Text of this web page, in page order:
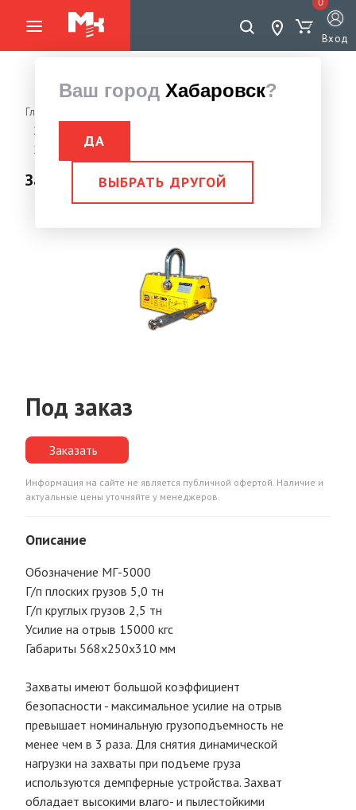
Ваш город Хабаровск?
ДА
ВЫБРАТЬ ДРУГОЙ
Вход
Главная страница
Захваты, Струбцины монтажные
Захват магнитный 5,0 тн МГ-5000
Захват магнитный 5,0 тн МГ-5000
Под заказ
Заказать
Информация на сайте не является публичной офертой. Наличие и
актуальные цены уточняйте у менеджеров.
Описание
Обозначение МГ-5000
Г/п плоских грузов 5,0 тн
Г/п круглых грузов 2,5 тн
Усилие на отрыв 15000 кгс
Габариты 568х250х310 мм
Захваты имеют большой коэффициент
безопасности - максимальное усилие на отрыв
превышает номинальную грузоподъемность не
менее чем в 3 раза. Для снятия динамической
нагрузки на захваты при подъеме груза
используются демпферные устройства. Захват
обладает высокими влаго- и пылестойкими